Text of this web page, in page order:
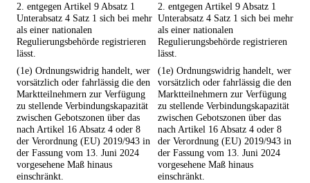
2. entgegen Artikel 9 Absatz 1
Unterabsatz 4 Satz 1 sich bei mehr
als einer nationalen
Regulierungsbehörde registrieren
lässt.
2. entgegen Artikel 9 Absatz 1
Unterabsatz 4 Satz 1 sich bei mehr
als einer nationalen
Regulierungsbehörde registrieren
lässt.
(1e) Ordnungswidrig handelt, wer
vorsätzlich oder fahrlässig die den
Marktteilnehmern zur Verfügung
zu stellende Verbindungskapazität
zwischen Gebotszonen über das
nach Artikel 16 Absatz 4 oder 8
der Verordnung (EU) 2019/943 in
der Fassung vom 13. Juni 2024
vorgesehene Maß hinaus
einschränkt.
(1e) Ordnungswidrig handelt, wer
vorsätzlich oder fahrlässig die den
Marktteilnehmern zur Verfügung
zu stellende Verbindungskapazität
zwischen Gebotszonen über das
nach Artikel 16 Absatz 4 oder 8
der Verordnung (EU) 2019/943 in
der Fassung vom 13. Juni 2024
vorgesehene Maß hinaus
einschränkt.